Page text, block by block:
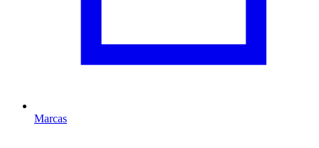
Marcas